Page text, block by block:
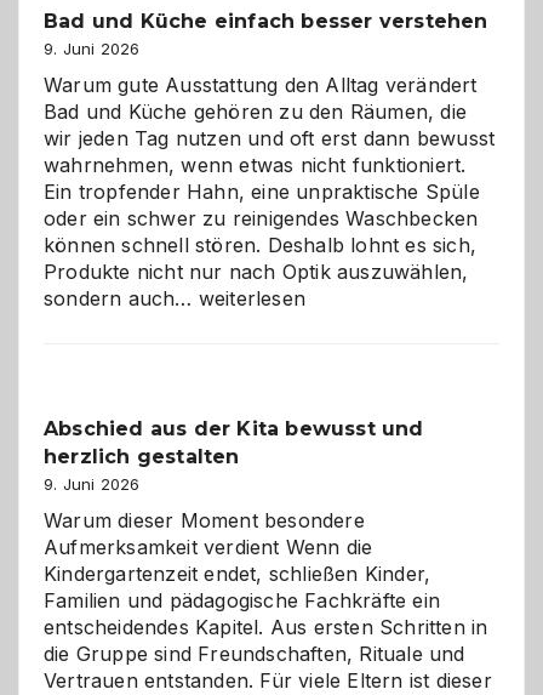
Bad und Küche einfach besser verstehen
9. Juni 2026
Warum gute Ausstattung den Alltag verändert
Bad und Küche gehören zu den Räumen, die
wir jeden Tag nutzen und oft erst dann bewusst
wahrnehmen, wenn etwas nicht funktioniert.
Ein tropfender Hahn, eine unpraktische Spüle
oder ein schwer zu reinigendes Waschbecken
können schnell stören. Deshalb lohnt es sich,
Produkte nicht nur nach Optik auszuwählen,
sondern auch… Bad
verstehen
weiterlesen
Abschied aus der Kita bewusst und
herzlich gestalten
9. Juni 2026
Warum dieser Moment besondere
Aufmerksamkeit verdient Wenn die
Kindergartenzeit endet, schließen Kinder,
Familien und pädagogische Fachkräfte ein
entscheidendes Kapitel. Aus ersten Schritten in
die Gruppe sind Freundschaften, Rituale und
Vertrauen entstanden. Für viele Eltern ist dieser